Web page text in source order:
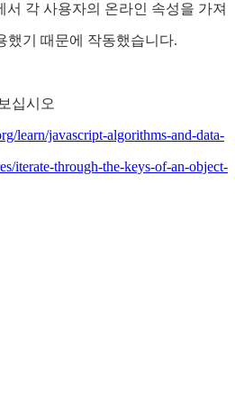
서 각 사용자의 온라인 속성을 가져
했기 때문에 작동했습니다.
십시오
learn/javascript-algorithms-and-data-
iterate-through-the-keys-of-an-object-